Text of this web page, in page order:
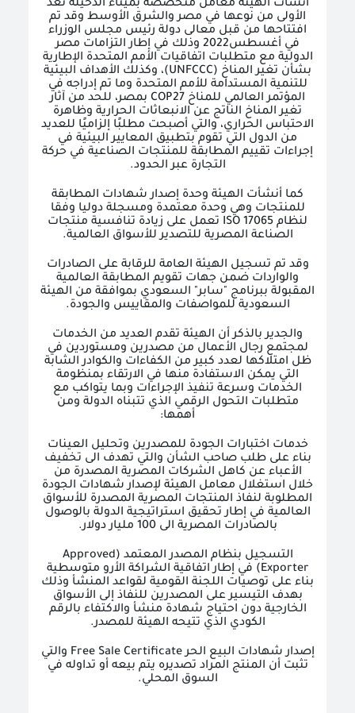
أنشأت الهيئة معامل متخصصة بميناء الدخيلة تعد
الأولى من نوعها في مصر والشرق الأوسط وقد تم
افتتاحها من قبل معالى دولة رئيس مجلس الوزراء
في أغسطس2022 وذلك في إطار التزامات مصر
الدولية مع متطلبات اتفاقيات الأمم المتحدة الإطارية
بشأن تغير المناخ (UNFCCC)، وكذلك الأهداف البيئية
للتنمية المستدامة للأمم المتحدة وما تم إدراجه في
المؤتمر العالمي للمناخ COP27 بمصر، للحد من آثار
تغير المناخ الناتج عن الانبعاثات الحرارية وظاهرة
الاحتباس الحراري، والتي أصبحت مطلبًا إلزاميًا للعديد
من الدول التي تقوم بتطبيق المعايير البيئية في
إجراءات تقييم المطابقة للمنتجات الصناعية في حركة
التجارة عبر الحدود.
كما أنشأت الهيئة وحدة إصدار شهادات المطابقة
للمنتجات وهي وحدة معتمدة ومسجلة دوليا وفقا
لنظام 17065
ISO تعمل على زيادة تنافسية منتجات
الصناعة المصرية للتصدير للأسواق العالمية.
وقد تم تسجيل الهيئة العامة للرقابة على الصادرات
والواردات ضمن جهات تقويم المطابقة العالمية
المقبولة ببرنامج "سابر" السعودي بموافقة من الهيئة
السعودية للمواصفات والمقاييس والجودة.
والجدير بالذكر أن الهيئة تقدم العديد من الخدمات
لمجتمع رجال الأعمال من مصدرين ومستوردين في
ظل امتلاكها لعدد كبير من الكفاءات والكوادر الشابة
التي يمكن الاستفادة منها في الارتقاء بمنظومة
الخدمات وسرعة تنفيذ الإجراءات وبما يتواكب مع
متطلبات التحول الرقمي الذي تتبناه الدولة ومن
أهمها:
خدمات اختبارات الجودة للمصدرين وتحليل العينات
بناء على طلب صاحب الشأن والتي تهدف الى تخفيف
الأعباء عن كاهل الشركات المصرية المصدرة من
خلال استغلال معامل الهيئة لإصدار شهادات الجودة
المطلوبة لنفاذ المنتجات المصرية المصدرة للأسواق
العالمية في إطار تحقيق استراتيجية الدولة بالوصول
بالصادرات المصرية الى 100 مليار دولار.
التسجيل بنظام المصدر المعتمد (Approved
Exporter) في إطار اتفاقية الشراكة الأرو متوسطية
بناء على توصيات اللجنة القومية لقواعد المنشأ وذلك
بهدف التيسير على المصدرين للنفاذ إلى الأسواق
الخارجية دون احتياج شهادة منشأ والاكتفاء بالرقم
الكودي الذي تتيحه الهيئة للمصدر.
إصدار شهادات البيع الحرFree Sale Certificate والتي
تثبت أن المنتج المراد تصديره يتم بيعه أو تداوله في
السوق المحلي.